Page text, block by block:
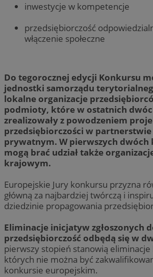
inwestycje w kompetencje
przedsiębiorczość
włączenie społeczne
Do tegorocznej edycji Konkursu
jednostki samorządu
lokalne organizacje
podmioty, które w ostatnich
zrealizowały z powodzeniem
przedsiębiorczości w
prywatnym. W pierwszych dwóch
mogą brać udział także
krajowym.
Europejskie Jury konkursu przyzna
główną za najbardziej twórczą i
dziedzinie propagowania
Eliminacje inicjatyw zgłoszonych
przedsiębiorczość odbędą się w
pierwszy stopień stanowią
których nie można być
konkursie europejskim.